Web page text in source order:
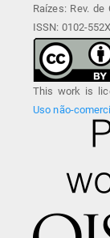
Raízes: Rev. de
ISSN: 0102-
This work is
Uso não-